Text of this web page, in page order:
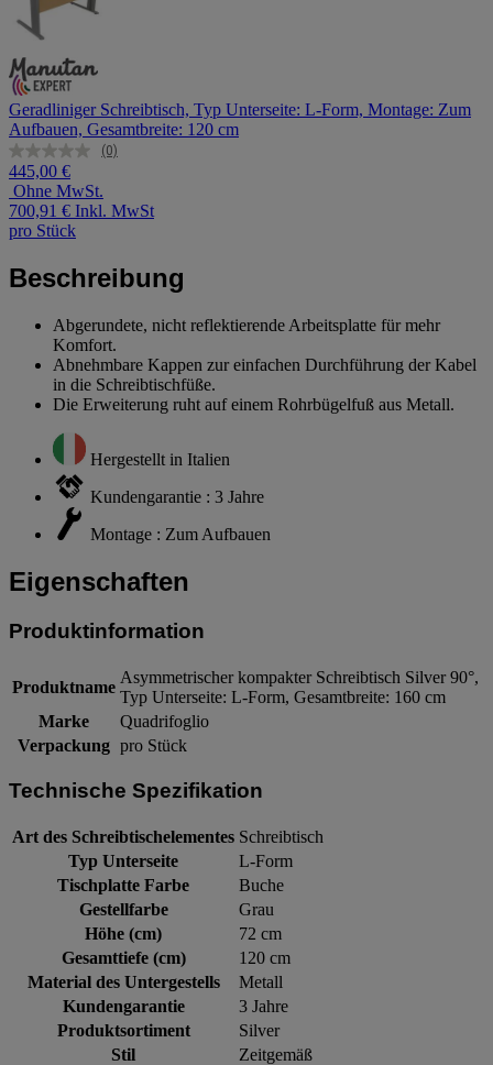
Geradliniger Schreibtisch, Typ Unterseite: L-Form, Montage: Zum
Aufbauen, Gesamtbreite: 120 cm
Kein
Link
auf
(0)
445,00 €
Ohne MwSt.
700,91 € Inkl. MwSt
pro Stück
Beschreibung
Abgerundete, nicht reflektierende Arbeitsplatte für mehr
Komfort.
Abnehmbare Kappen zur einfachen Durchführung der Kabel
in die Schreibtischfüße.
Die Erweiterung ruht auf einem Rohrbügelfuß aus Metall.
Hergestellt in Italien
Kundengarantie : 3 Jahre
Montage : Zum Aufbauen
Eigenschaften
Produktinformation
Produktname
Asymmetrischer kompakter Schreibtisch Silver 90°,
Typ Unterseite: L-Form, Gesamtbreite: 160 cm
Marke
Quadrifoglio
Verpackung pro Stück
Technische Spezifikation
Art des Schreibtischelementes Schreibtisch
Typ Unterseite
L-Form
Tischplatte Farbe
Buche
Gestellfarbe
Grau
Höhe (cm)
72 cm
Gesamttiefe (cm)
120 cm
Material des Untergestells
Metall
Kundengarantie
3 Jahre
Produktsortiment
Silver
Stil
Zeitgemäß